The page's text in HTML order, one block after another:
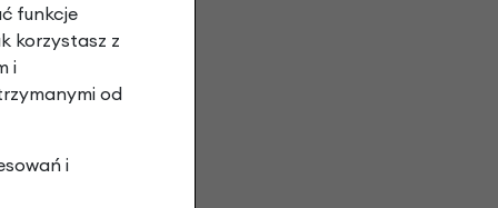
funkcje
korzystasz z
i
od
i